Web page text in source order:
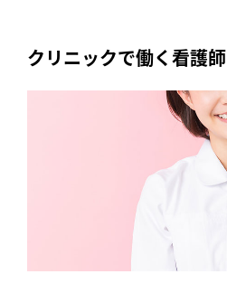
クリニックで働く看護師